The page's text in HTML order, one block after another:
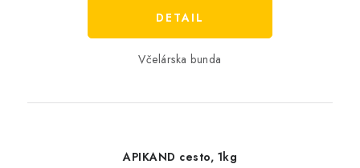
DETAIL
Včelárska bunda
APIKAND cesto, 1kg